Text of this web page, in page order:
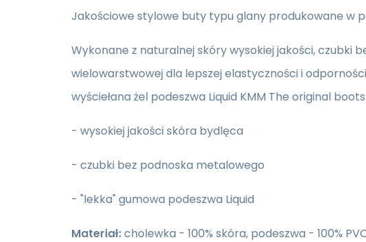
Jakościowe stylowe buty typu glany produkowane w
Wykonane z naturalnej skóry wysokiej jakości, czubki
wielowarstwowej dla lepszej elastyczności i
wyściełana żel podeszwa Liquid KMM The original boots.
- wysokiej jakości skóra bydlęca
- czubki bez podnoska metalowego
- "lekka" gumowa podeszwa Liquid
Materiał:cholewka - 100% skóra, podeszwa - 100%